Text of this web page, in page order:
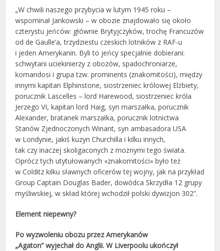
„W chwili naszego przybycia w lutym 1945 roku –
wspominał Jankowski – w obozie znajdowało się około
czterystu jeńców: głównie Brytyjczyków, trochę Francuzów
od de Gaulle’a, trzydziestu czeskich lotników z RAF-u
i jeden Amerykanin. Byli to jeńcy specjalnie dobierani:
schwytani uciekinierzy z obozów, spadochroniarze,
komandosi i grupa tzw. prominents (znakomitości), między
innymi kapitan Elphinstone, siostrzeniec królowej Elżbiety,
porucznik Lascelles – lord Harewood, siostrzeniec króla
Jerzego VI, kapitan lord Haig, syn marszałka, porucznik
Alexander, bratanek marszałka, porucznik lotnictwa
Stanów Zjednoczonych Winant, syn ambasadora USA
w Londynie, jakiś kuzyn Churchilla i kilku innych,
tak czy inaczej skoligaconych z możnymi tego świata.
Oprócz tych utytułowanych «znakomitości» było też
w Colditz kilku sławnych oficerów tej wojny, jak na przykład
Group Captain Douglas Bader, dowódca Skrzydła 12 grupy
myśliwskiej, w skład której wchodził polski dywizjon 302”.
Element niepewny?
Po wyzwoleniu obozu przez Amerykanów
„Agaton” wyjechał do Anglii. W Liverpoolu ukończył